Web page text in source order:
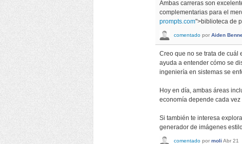
Ambas carreras son
complementarias para el
prompts.com">biblioteca de
comentado por Aiden
Creo que no se trata de cuál
ayuda a entender cómo se
ingeniería en sistemas se
Hoy en día, ambas áreas
economía depende cada
Si también te interesa
generador de imágenes
comentado por moli Abr 21